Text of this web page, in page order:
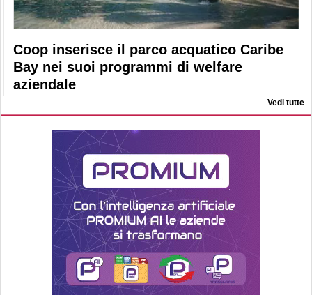
Coop inserisce il parco acquatico Caribe
Bay nei suoi programmi di welfare
aziendale
Vedi tutte